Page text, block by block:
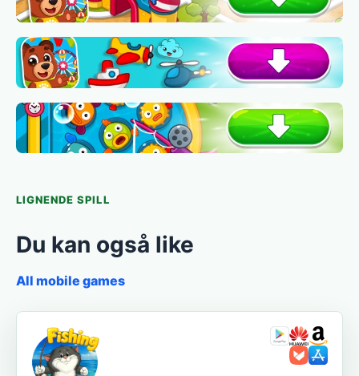
LIGNENDE SPILL
Du kan også like
All mobile games